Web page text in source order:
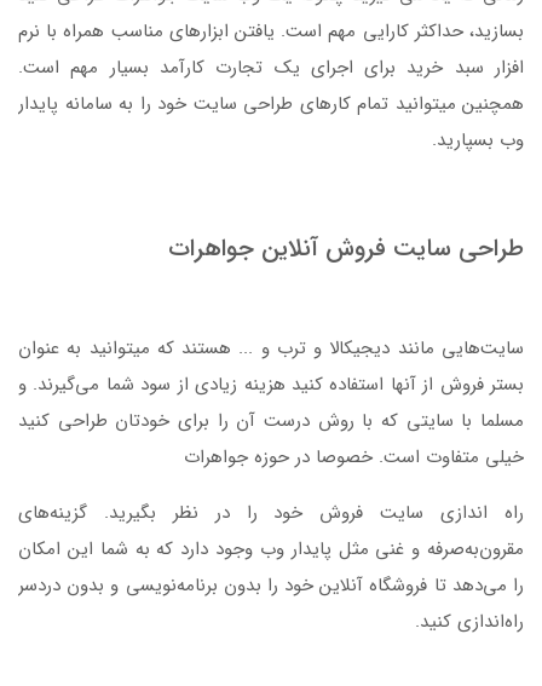
بسازید، حداکثر کارایی مهم است. یافتن ابزارهای مناسب همراه با نرم
افزار سبد خرید برای اجرای یک تجارت کارآمد بسیار مهم است.
همچنین میتوانید تمام کارهای طراحی سایت خود را به سامانه پایدار
وب بسپارید.
طراحی سایت فروش آنلاین جواهرات
سایت‌هایی مانند دیجیکالا و ترب و ... هستند که میتوانید به عنوان
بستر فروش از آنها استفاده کنید هزینه زیادی از سود شما می‌گیرند. و
مسلما با سایتی که با روش درست آن را برای خودتان طراحی کنید
خیلی متفاوت است. خصوصا در حوزه جواهرات
راه اندازی سایت فروش خود را در نظر بگیرید. گزینه‌های
مقرون‌به‌صرفه و غنی مثل پایدار وب وجود دارد که به شما این امکان
را می‌دهد تا فروشگاه آنلاین خود را بدون برنامه‌نویسی و بدون دردسر
راه‌اندازی کنید.